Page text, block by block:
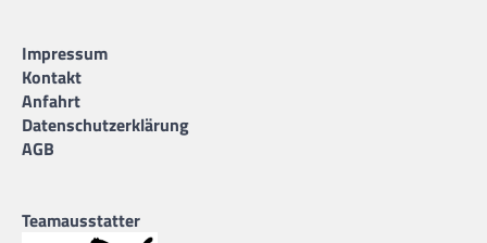
Impressum
Kontakt
Anfahrt
Datenschutzerklärung
AGB
Teamausstatter